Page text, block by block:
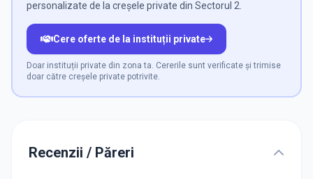
personalizate de la creșele private din Sectorul 2.
Cere oferte de la instituții private
Doar instituții private din zona ta. Cererile sunt verificate și trimise
doar către creșele private potrivite.
Recenzii / Păreri